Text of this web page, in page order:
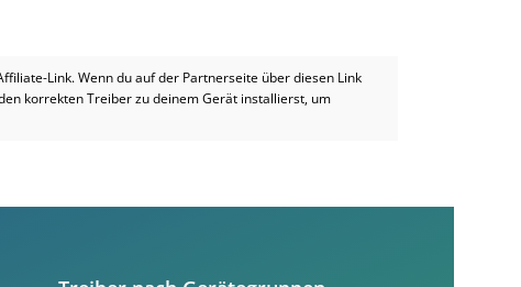
Link. Wenn du auf der Partnerseite über diesen Link
korrekten Treiber zu deinem Gerät installierst, um